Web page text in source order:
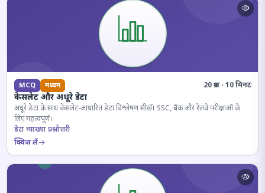
MCQ मध्यम 20 प्रश्न · 10 मिनट
केसलेट और अधूरे डेटा
अधूरे डेटा के साथ केसलेट-आधारित डेटा विश्लेषण सीखें। SSC, बैंक और रेलवे परीक्षाओं के
लिए महत्वपूर्ण।
डेटा व्याख्या प्रश्नोत्तरी
क्विज़ लें